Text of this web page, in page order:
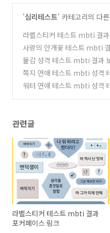
'심리테스트' 카테고리의 다
라벨스티커 테스트 mbti 결
(0)
사랑의 안개꽃 테스트 mbti
물감 성격 테스트 mbti 결과
쪽지 연애 테스트 mbti 성격
이트 링크
(0)
워터 연애 테스트 mbti 성격
관련글
라벨스티커 테스트 mbti 결과
포커페이스 링크